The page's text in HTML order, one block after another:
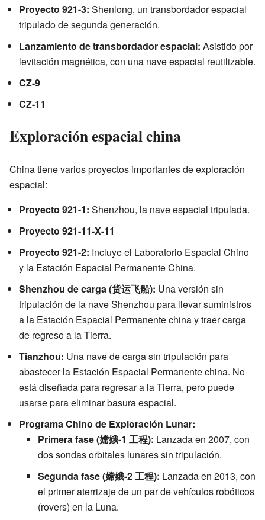
Proyecto 921-3: Shenlong, un transbordador espacial
tripulado de segunda generación.
Lanzamiento de transbordador espacial: Asistido por
levitación magnética, con una nave espacial reutilizable.
CZ-9
CZ-11
Exploración espacial china
China tiene varios proyectos importantes de exploración
espacial:
Proyecto 921-1: Shenzhou, la nave espacial tripulada.
Proyecto 921-11-X-11
Proyecto 921-2: Incluye el Laboratorio Espacial Chino
y la Estación Espacial Permanente China.
Shenzhou de carga (货运飞船): Una versión sin
tripulación de la nave Shenzhou para llevar suministros
a la Estación Espacial Permanente china y traer carga
de regreso a la Tierra.
Tianzhou: Una nave de carga sin tripulación para
abastecer la Estación Espacial Permanente china. No
está diseñada para regresar a la Tierra, pero puede
usarse para eliminar basura espacial.
Programa Chino de Exploración Lunar:
Primera fase (嫦娥-1 工程): Lanzada en 2007, con
dos sondas orbitales lunares sin tripulación.
Segunda fase (嫦娥-2 工程): Lanzada en 2013, con
el primer aterrizaje de un par de vehículos robóticos
(rovers) en la Luna.